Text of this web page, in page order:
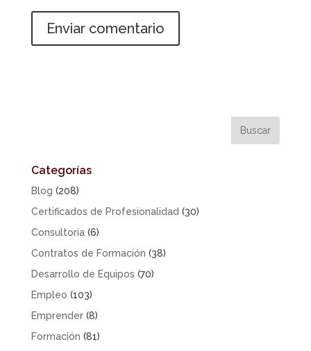
Categorías
Blog (208)
Certificados de Profesionalidad (30)
Consultoria(6)
Contratos de Formación (38)
Desarrollo de Equipos (70)
Empleo (103)
Emprender(8)
Formación (81)